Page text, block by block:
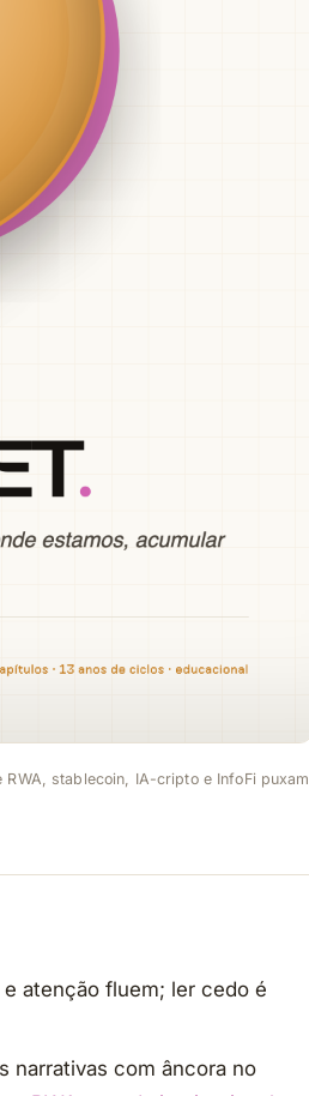
stablecoin, IA-cripto e InfoFi puxam
atenção fluem; ler cedo é
narrativas com âncora no